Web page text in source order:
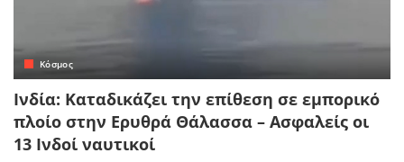
Κόσμος
Ινδία: Καταδικάζει την επίθεση σε εμπορικό
πλοίο στην Ερυθρά Θάλασσα – Ασφαλείς οι
13 Ινδοί ναυτικοί